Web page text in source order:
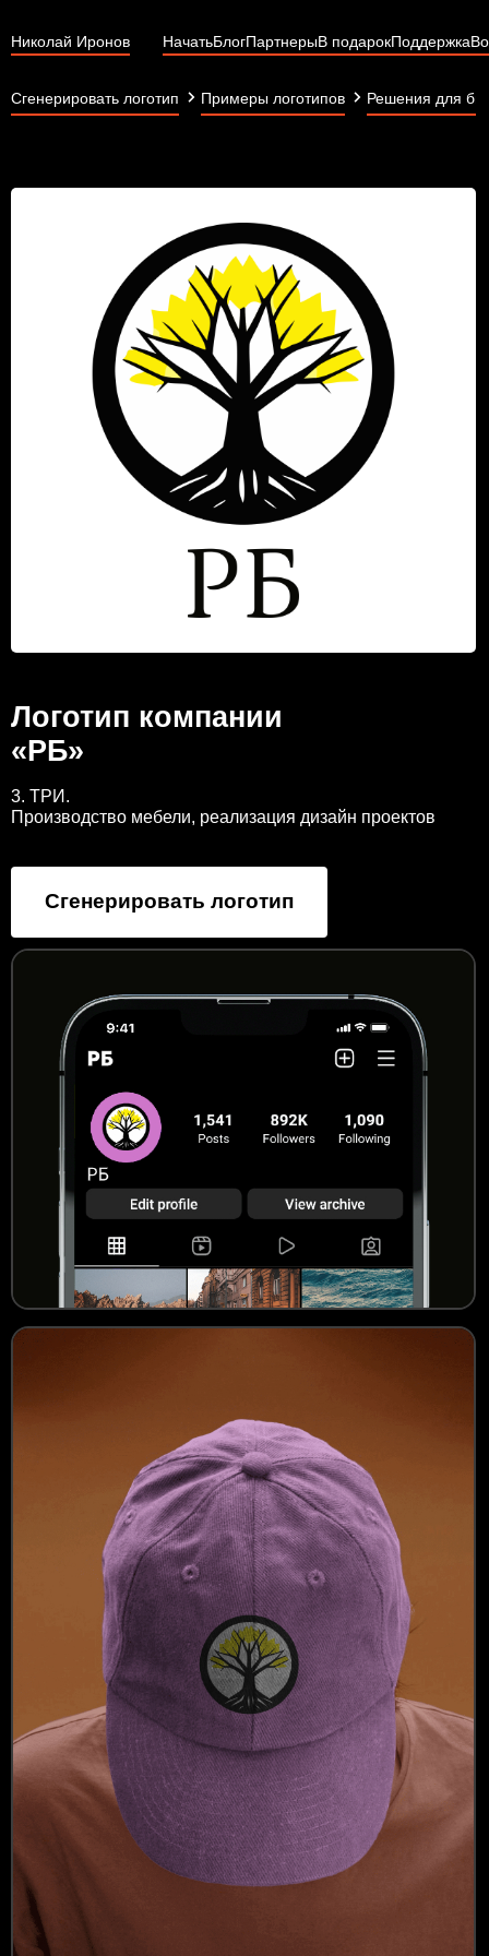
Николай Иронов НачатьБлогПартнерыВ подарокПоддержка
Сгенерировать логотип Примеры логотипов Решения для
Логотип компании
«РБ»
3. ТРИ.
Производство мебели, реализация дизайн проектов
Сгенерировать логотип